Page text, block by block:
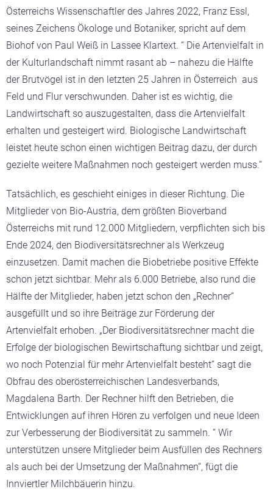
Österreichs Wissenschaftler des Jahres 2022, Franz Essl,
seines Zeichens Ökologe und Botaniker, spricht auf dem
Biohof von Paul Weiß in Lassee Klartext. “ Die Artenvielfalt in
der Kulturlandschaft nimmt rasant ab – nahezu die Hälfte
der Brutvögel ist in den letzten 25 Jahren in Österreich aus
Feld und Flur verschwunden. Daher ist es wichtig, die
Landwirtschaft so auszugestalten, dass die Artenvielfalt
erhalten und gesteigert wird. Biologische Landwirtschaft
leistet heute schon einen wichtigen Beitrag dazu, der durch
gezielte weitere Maßnahmen noch gesteigert werden muss.“
Tatsächlich, es geschieht einiges in dieser Richtung. Die
Mitglieder von Bio-Austria, dem größten Bioverband
Österreichs mit rund 12.000 Mitgliedern, verpflichten sich bis
Ende 2024, den Biodiversitätsrechner als Werkzeug
einzusetzen. Damit machen die Biobetriebe positive Effekte
schon jetzt sichtbar. Mehr als 6.000 Betriebe, also rund die
Hälfte der Mitglieder, haben jetzt schon den „Rechner“
ausgefüllt und so ihre Beiträge zur Förderung der
Artenvielfalt erhoben. „Der Biodiversitätsrechner macht die
Erfolge der biologischen Bewirtschaftung sichtbar und zeigt,
wo noch Potenzial für mehr Artenvielfalt besteht“ sagt die
Obfrau des oberösterreichischen Landesverbands,
Magdalena Barth. Der Rechner hilft den Betrieben, die
Entwicklungen auf ihren Hören zu verfolgen und neue Ideen
zur Verbesserung der Biodiversität zu sammeln. “ Wir
unterstützen unsere Mitglieder beim Ausfüllen des Rechners
als auch bei der Umsetzung der Maßnahmen“, fügt die
Innviertler Milchbäuerin hinzu.